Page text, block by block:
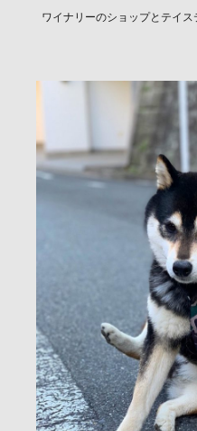
ワイナリーのショップとテイ